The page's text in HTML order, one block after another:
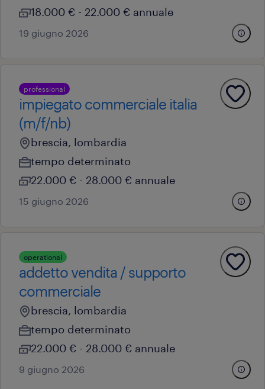
18.000 € - 22.000 € annuale
19 giugno 2026
professional
impiegato commerciale italia
(m/f/nb)
brescia, lombardia
tempo determinato
22.000 € - 28.000 € annuale
15 giugno 2026
operational
addetto vendita / supporto
commerciale
brescia, lombardia
tempo determinato
22.000 € - 28.000 € annuale
9 giugno 2026